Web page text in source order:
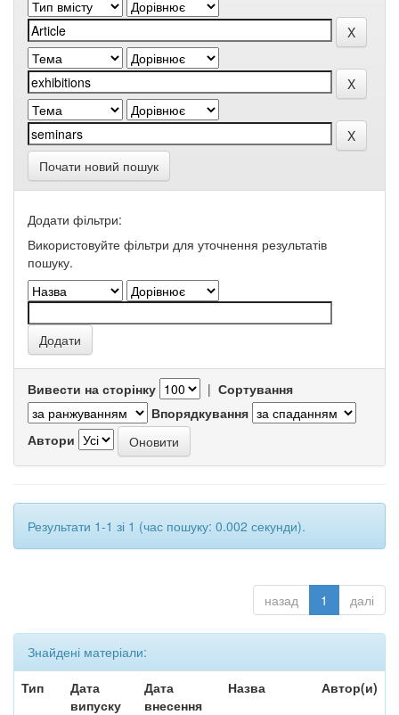
Почати новий пошук
Додати фільтри:
Використовуйте фільтри для уточнення результатів
пошуку.
Вивести на сторінку | Сортування
Впорядкування
Автори
Результати 1-1 зі 1 (час пошуку: 0.002 секунди).
назад 1 далі
Знайдені матеріали:
Тип
Дата
випуску
Дата
внесення
Назва Автор(и)